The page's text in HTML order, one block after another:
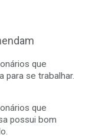
que
para se trabalhar.
que
possui bom